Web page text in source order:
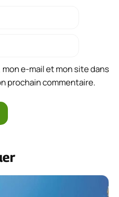
e-mail et mon site dans
prochain commentaire.